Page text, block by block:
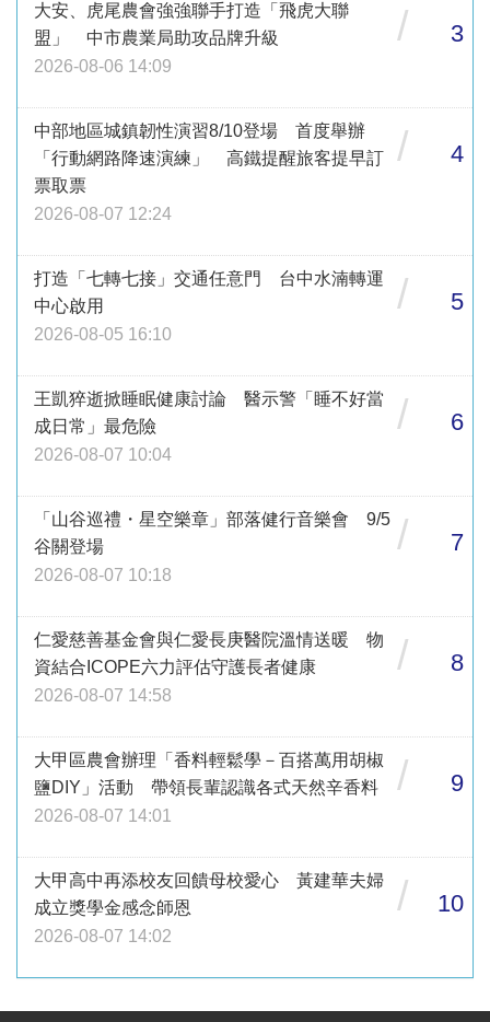
大安、虎尾農會強強聯手打造「飛虎大聯
盟」 中市農業局助攻品牌升級
2026-08-06 14:09
/ 3
中部地區城鎮韌性演習8/10登場 首度舉辦
「行動網路降速演練」 高鐵提醒旅客提早訂
票取票
2026-08-07 12:24
/ 4
打造「七轉七接」交通任意門 台中水湳轉運
中心啟用
2026-08-05 16:10
/ 5
王凱猝逝掀睡眠健康討論 醫示警「睡不好當
成日常」最危險
2026-08-07 10:04
/ 6
「山谷巡禮・星空樂章」部落健行音樂會 9/5
谷關登場
2026-08-07 10:18
/ 7
仁愛慈善基金會與仁愛長庚醫院溫情送暖 物
資結合ICOPE六力評估守護長者健康
2026-08-07 14:58
/ 8
大甲區農會辦理「香料輕鬆學－百搭萬用胡椒
鹽DIY」活動 帶領長輩認識各式天然辛香料
2026-08-07 14:01
/ 9
大甲高中再添校友回饋母校愛心 黃建華夫婦
成立獎學金感念師恩
2026-08-07 14:02
/ 10